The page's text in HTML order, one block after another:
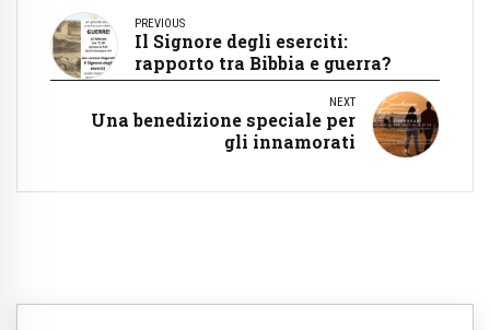
PREVIOUS
Il Signore degli eserciti:
rapporto tra Bibbia e guerra?
NEXT
Una benedizione speciale per
gli innamorati